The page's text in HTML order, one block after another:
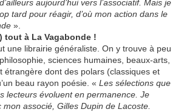
aujourd’hui vers l’associatif. Mais je
tard pour réagir, d’où mon action dans le
».
tout à La Vagabonde !
une librairie généraliste. On y trouve à peu
sciences humaines, beaux-arts,
étrangère dont des polars (classiques et
beau rayon poésie. « Les sélections que
lecteurs évoluent en permanence. Je
associé, Gilles Dupin de Lacoste.